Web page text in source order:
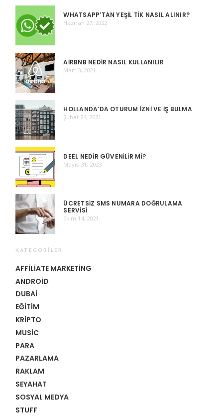
WHATSAPP’TAN YEŞIL TIK NASIL ALINIR?
Haziran 27, 2022
AIRBNB NEDIR NASIL KULLANILIR
Mart 3, 2021
HOLLANDA’DA OTURUM İZNI VE İŞ BULMA
Şubat 24, 2021
DEEL NEDIR GÜVENILIR MI?
Mayıs 31, 2023
ÜCRETSIZ SMS NUMARA DOĞRULAMA
SERVISI
Ekim 14, 2021
KATEGORILER
AFFILIATE MARKETING
ANDROID
DUBAI
EĞITIM
KRIPTO
MUSIC
PARA
PAZARLAMA
RAKLAM
SEYAHAT
SOSYAL MEDYA
STUFF